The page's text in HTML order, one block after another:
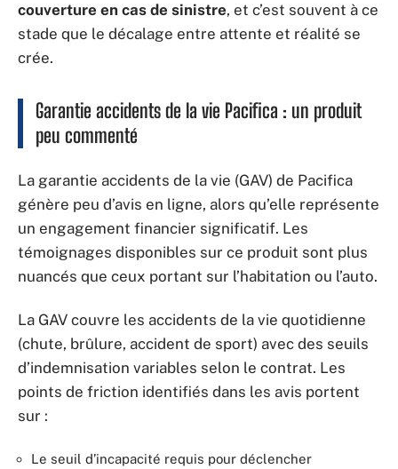
couverture en cas de sinistre, et c’est souvent à ce
stade que le décalage entre attente et réalité se
crée.
Garantie accidents de la vie Pacifica : un produit
peu commenté
La garantie accidents de la vie (GAV) de Pacifica
génère peu d’avis en ligne, alors qu’elle représente
un engagement financier significatif. Les
témoignages disponibles sur ce produit sont plus
nuancés que ceux portant sur l’habitation ou l’auto.
La GAV couvre les accidents de la vie quotidienne
(chute, brûlure, accident de sport) avec des seuils
d’indemnisation variables selon le contrat. Les
points de friction identifiés dans les avis portent
sur :
Le seuil d’incapacité requis pour déclencher